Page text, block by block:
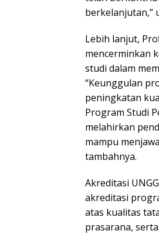
berkelanjutan,”
Lebih lanjut,
mencerminkan
studi dalam
“Keunggulan
peningkatan
Program Studi
melahirkan
mampu
tambahnya.
Akreditasi
akreditasi
atas kualitas
prasarana,